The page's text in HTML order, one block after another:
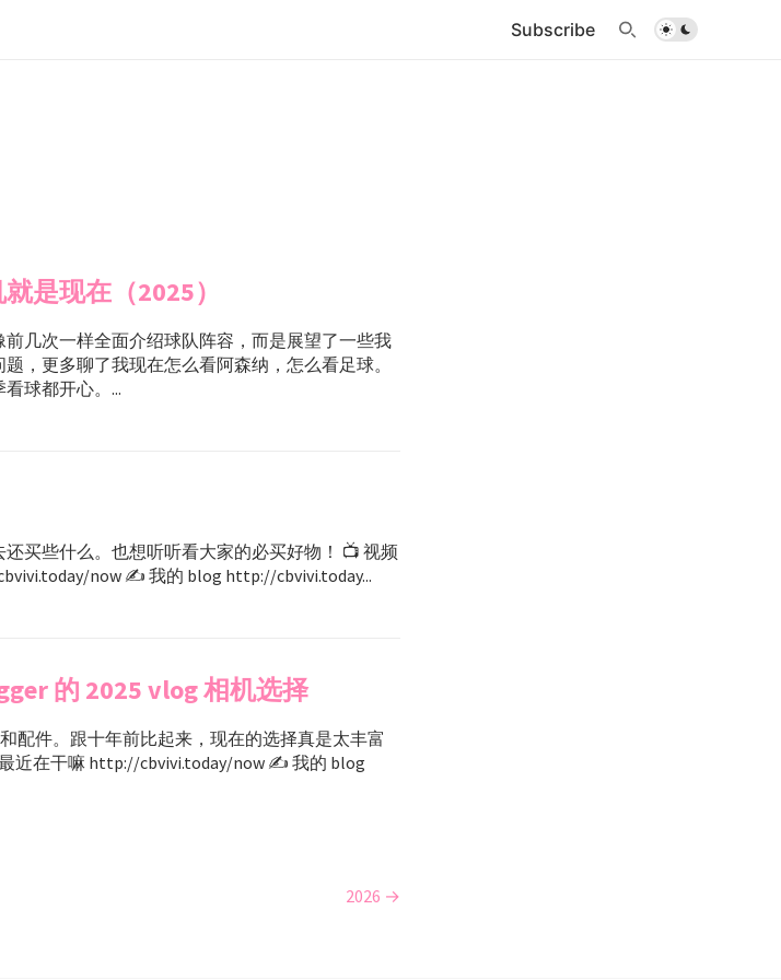
Subscribe
是现在（2025）
几次一样全面介绍球队阵容，而是展望了一些我
，更多聊了我现在怎么看阿森纳，怎么看足球。
球都开心。...
买些什么。也想听听看大家的必买好物！ 📺 视频
now ✍️ 我的 blog http://cbvivi.today...
的 2025 vlog 相机选择
配件。跟十年前比起来，现在的选择真是太丰富
最近在干嘛 http://cbvivi.today/now ✍️ 我的 blog
2026 →